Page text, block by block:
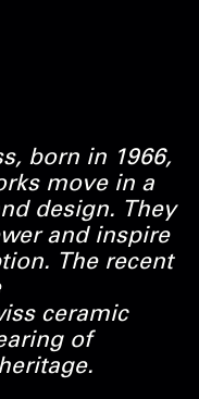
born in 1966,
move in a
design. They
and inspire
The recent
ceramic
of